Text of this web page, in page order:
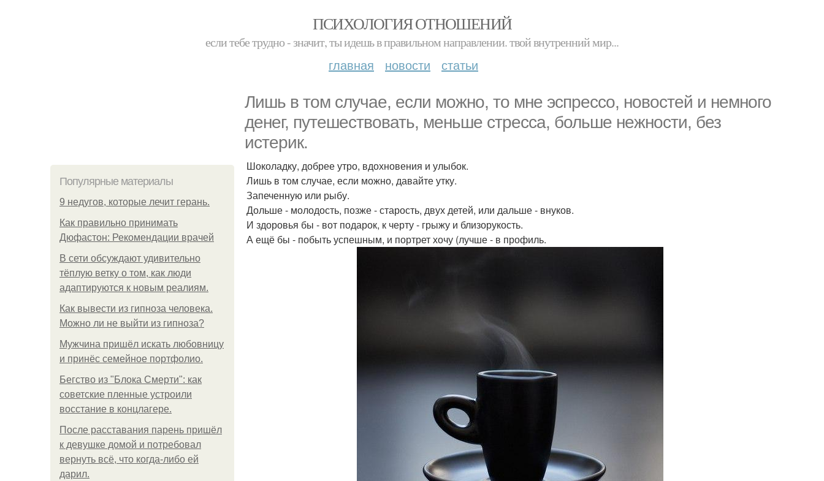
ПСИХОЛОГИЯ ОТНОШЕНИЙ
если тебе трудно - значит, ты идешь в правильном направлении. твой внутренний мир...
главная новости статьи
Лишь в том случае, если можно, то мне эспрессо, новостей и немного
денег, путешествовать, меньше стресса, больше нежности, без
истерик.
Популярные материалы
9 недугов, которые лечит герань.
Как правильно принимать
Дюфастон: Рекомендации врачей
В cети обсуждают удивительно
тёплую ветку о том, как люди
адаптируются к новым реалиям.
Как вывести из гипноза человека.
Можно ли не выйти из гипноза?
Мужчина пришёл искать любовницу
и принёс семейное портфолио.
Бегство из "Блока Смерти": как
советские пленные устроили
восстание в концлагере.
После расставания парень пришёл
к девушке домой и потребовал
вернуть всё, что когда-либо ей
дарил.
Шоколадку, добрее утро, вдохновения и улыбок.
Лишь в том случае, если можно, давайте утку.
Запеченную или рыбу.
Дольше - молодость, позже - старость, двух детей, или дальше - внуков.
И здоровья бы - вот подарок, к черту - грыжу и близорукость.
А ещё бы - побыть успешным, и портрет хочу (лучше - в профиль.